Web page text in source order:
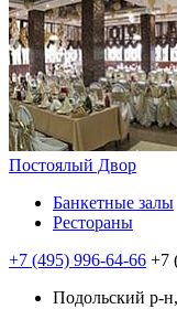
Постоялый Двор
Банкетные залы
Рестораны
+7 (495) 996-64-66 +7
Подольский р-